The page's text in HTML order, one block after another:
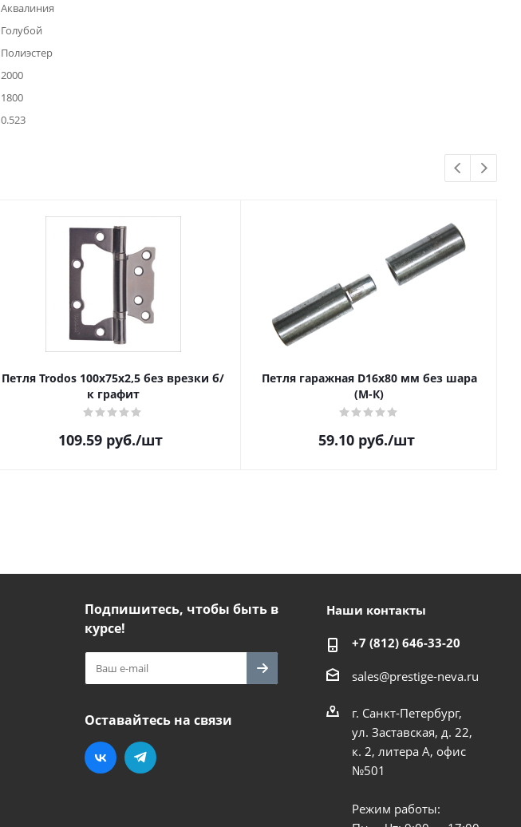
Аквалиния
Голубой
Полиэстер
2000
1800
0.523
Петля Trodos 100x75x2,5 без врезки б/
к графит
109.59руб./шт
Петля гаражная D16х80 мм без шара
(М-К)
59.10руб./шт
Подпишитесь, чтобы быть в
курсе!
Оставайтесь на связи
Наши контакты
+7 (812) 646-33-20
sales@prestige-neva.ru
г. Санкт-Петербург,
ул. Заставская, д. 22,
к. 2, литера А, офис
№501
Режим работы: